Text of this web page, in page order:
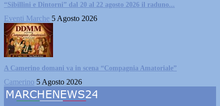
“Sibillini e Dintorni” dal 20 al 22 agosto 2026 il raduno...
Eventi Marche 5 Agosto 2026
A Camerino domani va in scena “Compagnia Amatoriale”
Camerino 5 Agosto 2026